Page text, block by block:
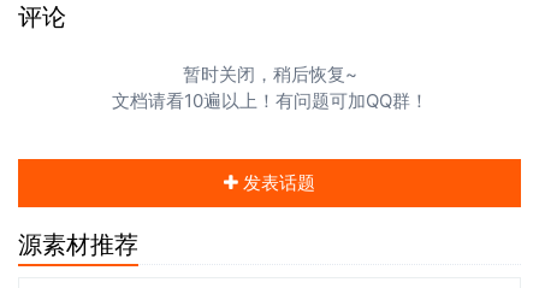
评论
暂时关闭，稍后恢复~
文档请看10遍以上！有问题可加QQ群！
发表话题
源素材推荐